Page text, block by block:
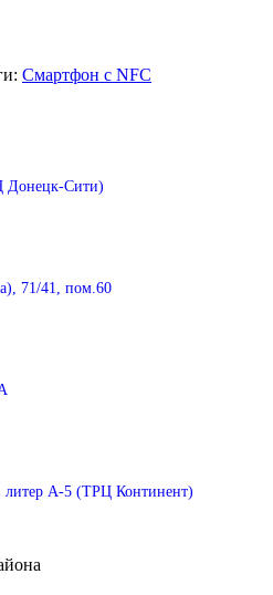
Смартфон с NFC
Донецк-Сити)
71/41, пом.60
литер А-5 (ТРЦ Континент)